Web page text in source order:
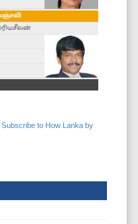
Subscribe to How Lanka by